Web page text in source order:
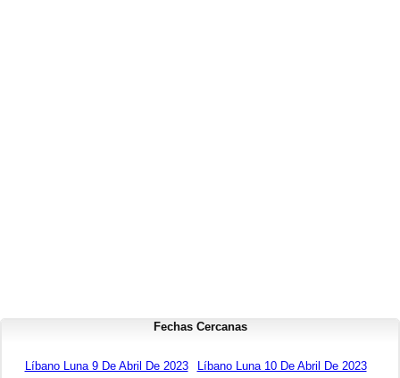
Fechas Cercanas
Líbano Luna 9 De Abril De 2023
Líbano Luna 10 De Abril De 2023